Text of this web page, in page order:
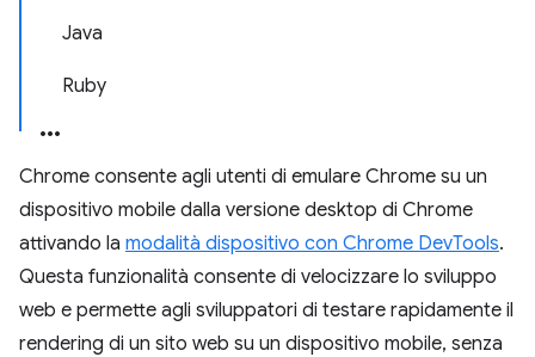
Java
Ruby
Chrome consente agli utenti di emulare Chrome su un
dispositivo mobile dalla versione desktop di Chrome
attivando la modalità dispositivo con Chrome DevTools.
Questa funzionalità consente di velocizzare lo sviluppo
web e permette agli sviluppatori di testare rapidamente il
rendering di un sito web su un dispositivo mobile, senza